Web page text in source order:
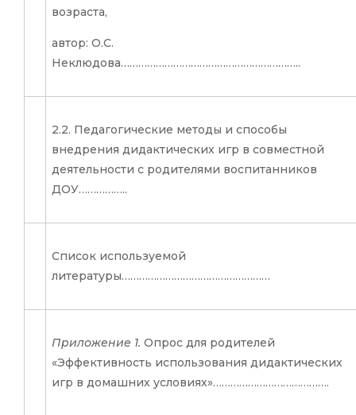
возраста,
автор: О.С.
Неклюдова……………………………………………………..
2.2. Педагогические методы и способы
внедрения дидактических игр в совместной
деятельности с родителями воспитанников
ДОУ……………..
Список используемой
литературы……………………………………………
Приложение 1. Опрос для родителей
«Эффективность использования дидактических
игр в домашних условиях»………………………………….